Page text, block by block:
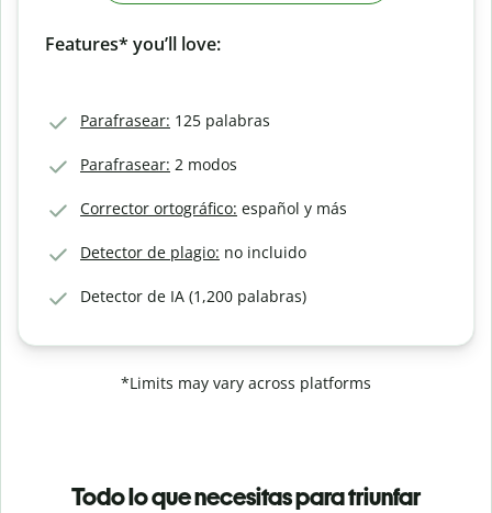
Features* you’ll love:
Parafrasear: 125 palabras
Parafrasear: 2 modos
Corrector ortográfico: español y más
Detector de plagio: no incluido
Detector de IA (1,200 palabras)
*Limits may vary across platforms
Todo lo que necesitas para triunfar